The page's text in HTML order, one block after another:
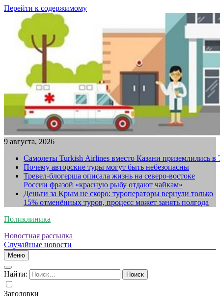
Перейти к содержимому
9 августа, 2026
Самолеты Turkish Airlines вместо Казани приземлились в
Почему авторские туры могут быть небезопасны
Тревел-блогерша описала жизнь на северо-востоке
России фразой «красную рыбу отдают чайкам»
Деньги за Крым не скоро: туроператоры вернули только
15% отменённых туров, процесс может занять полгода
Поликлиника
Новостная рассылка
Случайные новости
Меню
Найти:
Заголовки